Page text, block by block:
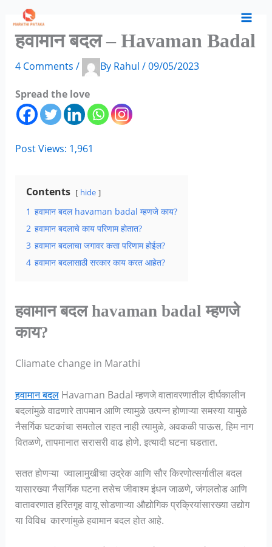
content
हवामान बदल – Havaman Badal
4 Comments / By Rahul /09/05/2023
Spread the love
Post Views: 1,961
Contents hide
1 हवामान बदल havaman badal म्हणजे काय?
2 हवामान बदलाचे काय परिणाम होतात?
3 हवामान बदलाचा जगावर कसा परिणाम होईल?
4 हवामान बदलासाठी सरकार काय करत आहेत?
हवामान बदल havaman badal म्हणजे
काय?
Cliamate change in Marathi
हवामान बदलHavaman Badal म्हणजे वातावरणातील दीर्घकालीन
बदलांमुळे वाढणारे तापमान आणि त्यामुळे उत्पन्न होणाऱ्या समस्या यामुळे
नैसर्गिक घटकांचा समतोल राहत नाही त्यामुळे, अवकळी पाऊस, हिम नाग
वितळणे, तापमानात सरासरी वाढ होणे. इत्यादी घटना घडतात.
सतत होणऱ्या ज्वालामुखीचा उद्रेक आणि सौर किरणोत्सर्गातील बदल
यासारख्या नैसर्गिक घटना तसेच जीवाश्म इंधन जाळणे, जंगलतोड आणि
वातावरणात हरितगृह वायू सोडणाऱ्या औद्योगिक प्रक्रियांसारख्या उद्योग
या विविध कारणांमुळे हवामान बदल होत आहे.
e
a
r
h
o
a
t
e
o
r
i
r
c
h
v
e
s